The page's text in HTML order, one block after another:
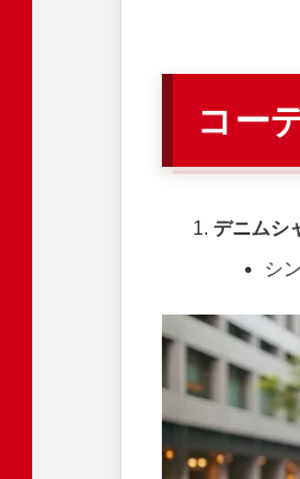
コー
デニムシ
シ